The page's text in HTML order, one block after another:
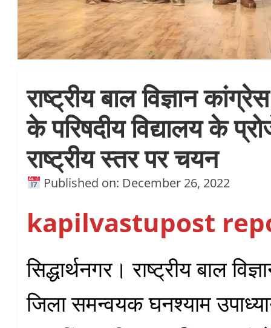
राष्ट्रीय बाल विज्ञान
के परिषदीय विद्यालय के
राष्ट्रीय स्तर पर चयन
Published on: December 26, 2022
kapilvastupost
सिद्धार्थनगर। राष्ट्रीय बाल
जिला समन्वयक घनश्याम